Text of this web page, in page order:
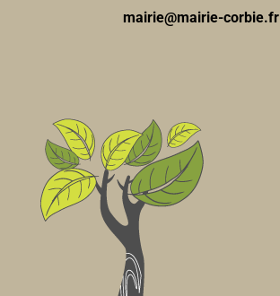
mairie@mairie-corbie.fr